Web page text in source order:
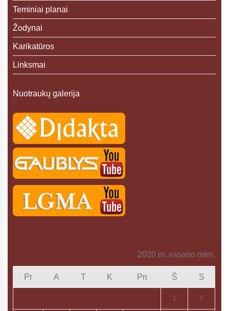
Teminiai planai
Žodynai
Karikatūros
Linksmai
Nuotraukų galerija
2020 m. vasario mėn.
Pr A T K Pn Š S
1 2